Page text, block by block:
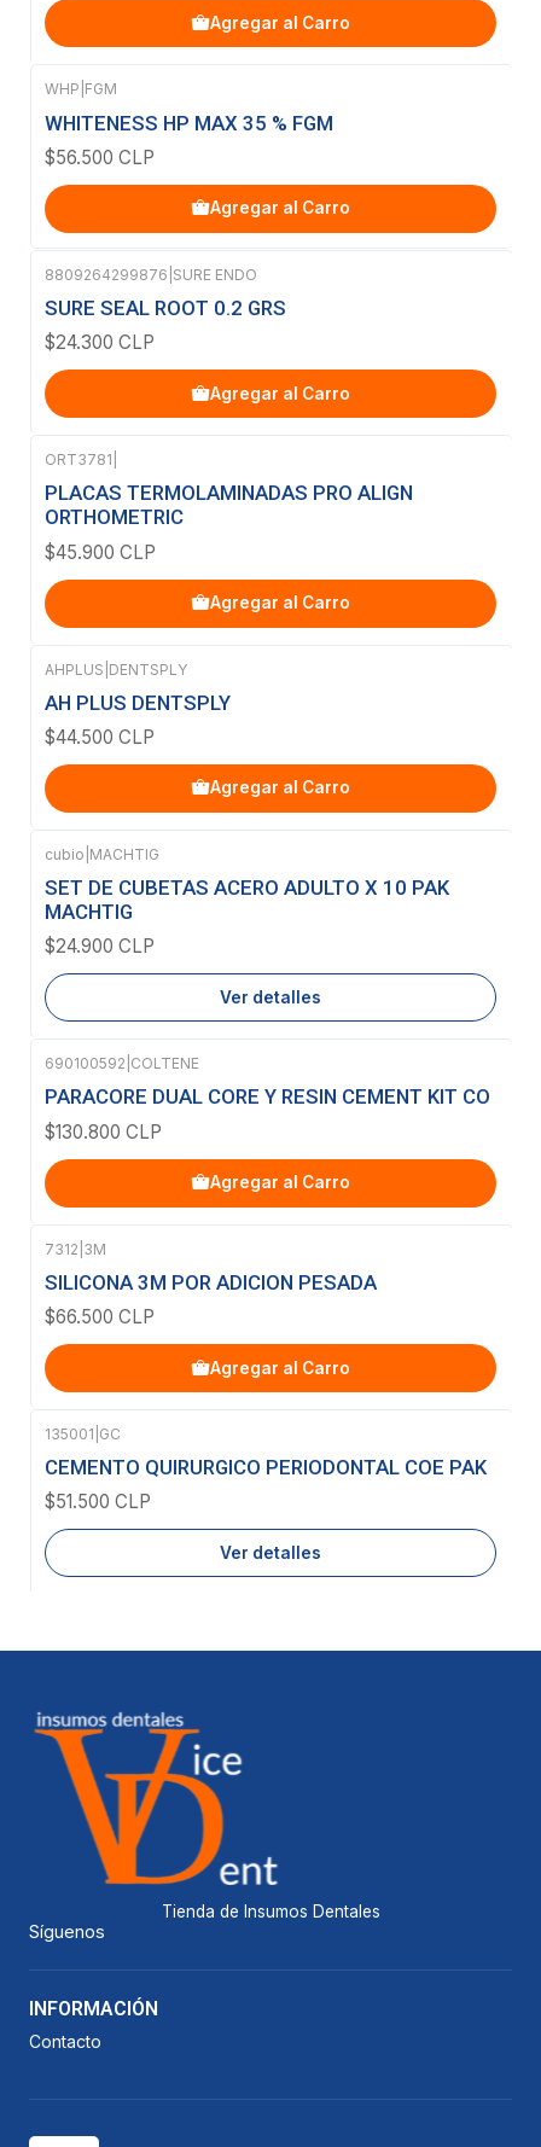
Agregar al Carro
WHP FGM
WHITENESS HP MAX 35 % FGM
$56.500 CLP
Agregar al Carro
8809264299876 SURE ENDO
SURE SEAL ROOT 0.2 GRS
$24.300 CLP
Agregar al Carro
ORT3781
PLACAS TERMOLAMINADAS PRO ALIGN
ORTHOMETRIC
$45.900 CLP
Agregar al Carro
AHPLUS DENTSPLY
AH PLUS DENTSPLY
$44.500 CLP
Agregar al Carro
Agotado
cubio MACHTIG
SET DE CUBETAS ACERO ADULTO X 10 PAK
MACHTIG
$24.900 CLP
Ver detalles
690100592 COLTENE
PARACORE DUAL CORE Y RESIN CEMENT KIT CO
$130.800 CLP
Agregar al Carro
7312 3M
SILICONA 3M POR ADICION PESADA
$66.500 CLP
Agregar al Carro
Agotado
135001 GC
CEMENTO QUIRURGICO PERIODONTAL COE PAK
$51.500 CLP
Ver detalles
Tienda de Insumos Dentales
Síguenos
INFORMACIÓN
Contacto